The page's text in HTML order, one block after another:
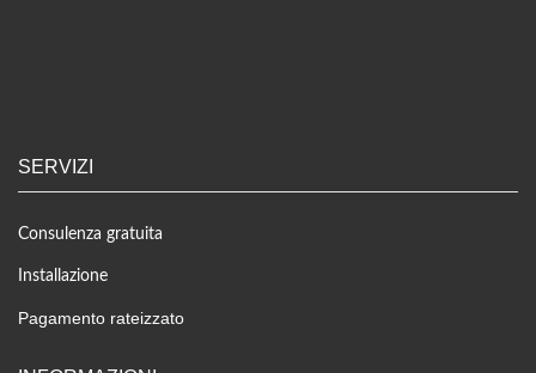
SERVIZI
Consulenza gratuita
Installazione
Pagamento rateizzato